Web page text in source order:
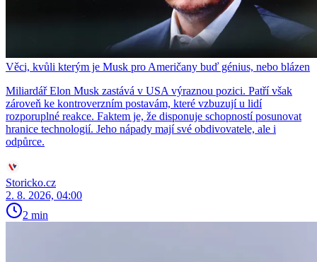
Věci, kvůli kterým je Musk pro Američany buď génius, nebo blázen
Miliardář Elon Musk zastává v USA výraznou pozici. Patří však
zároveň ke kontroverzním postavám, které vzbuzují u lidí
rozporuplné reakce. Faktem je, že disponuje schopností posunovat
hranice technologií. Jeho nápady mají své obdivovatele, ale i
odpůrce.
Storicko.cz
2. 8. 2026, 04:00
2 min